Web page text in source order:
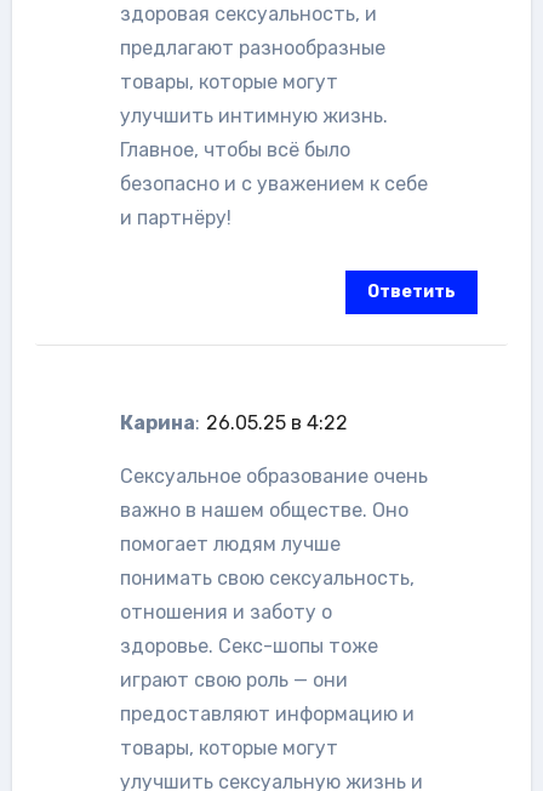
здоровая сексуальность, и
предлагают разнообразные
товары, которые могут
улучшить интимную жизнь.
Главное, чтобы всё было
безопасно и с уважением к себе
и партнёру!
Ответить
Карина: 26.05.25 в 4:22
Сексуальное образование очень
важно в нашем обществе. Оно
помогает людям лучше
понимать свою сексуальность,
отношения и заботу о
здоровье. Секс-шопы тоже
играют свою роль — они
предоставляют информацию и
товары, которые могут
улучшить сексуальную жизнь и